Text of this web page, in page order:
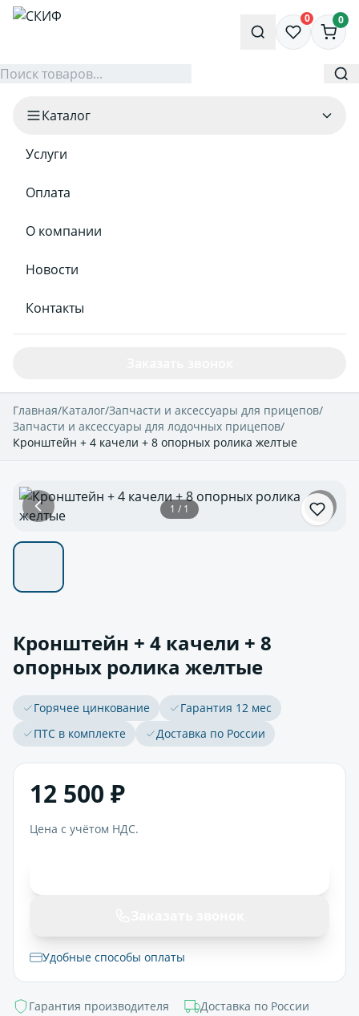
0 0
Каталог
Услуги
Оплата
О компании
Новости
Контакты
Главная/Каталог/Запчасти и аксессуары для прицепов/
Запчасти и аксессуары для лодочных прицепов/
Кронштейн + 4 качели + 8 опорных ролика желтые
1 / 1
Кронштейн + 4 качели + 8
опорных ролика желтые
Горячее цинкование
Гарантия 12 мес
ПТС в комплекте
Доставка по России
12 500 ₽
Цена с учётом НДС.
Удобные способы оплаты
Гарантия производителя
Доставка по России